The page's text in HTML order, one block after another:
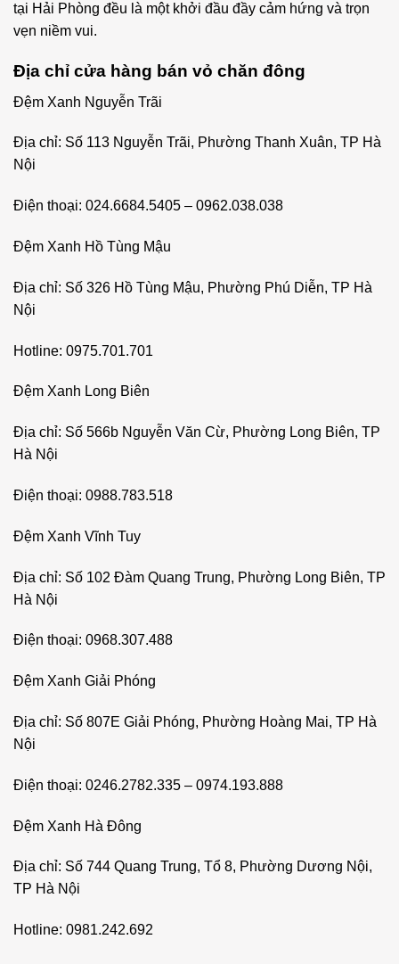
tại Hải Phòng đều là một khởi đầu đầy cảm hứng và trọn
vẹn niềm vui.
Địa chỉ cửa hàng bán vỏ chăn đông
Đệm Xanh Nguyễn Trãi
Địa chỉ: Số 113 Nguyễn Trãi, Phường Thanh Xuân, TP Hà
Nội
Điện thoại: 024.6684.5405 – 0962.038.038
Đệm Xanh Hồ Tùng Mậu
Địa chỉ: Số 326 Hồ Tùng Mậu, Phường Phú Diễn, TP Hà
Nội
Hotline: 0975.701.701
Đệm Xanh Long Biên
Địa chỉ: Số 566b Nguyễn Văn Cừ, Phường Long Biên, TP
Hà Nội
Điện thoại: 0988.783.518
Đệm Xanh Vĩnh Tuy
Địa chỉ: Số 102 Đàm Quang Trung, Phường Long Biên, TP
Hà Nội
Điện thoại: 0968.307.488
Đệm Xanh Giải Phóng
Địa chỉ: Số 807E Giải Phóng, Phường Hoàng Mai, TP Hà
Nội
Điện thoại: 0246.2782.335 – 0974.193.888
Đệm Xanh Hà Đông
Địa chỉ: Số 744 Quang Trung, Tổ 8, Phường Dương Nội,
TP Hà Nội
Hotline: 0981.242.692